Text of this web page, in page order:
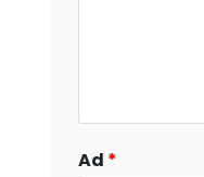
Ad *